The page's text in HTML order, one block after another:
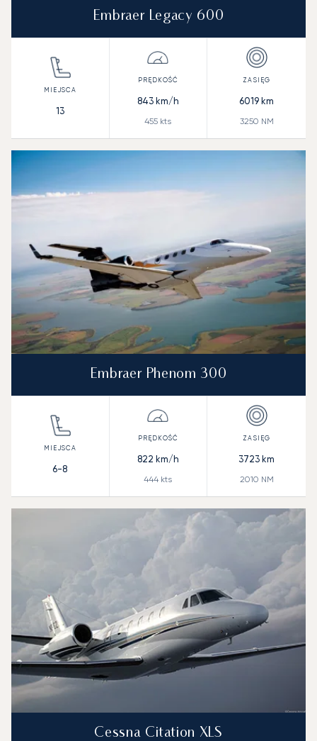
Embraer Legacy 600
13
843km/h
455 kts
6019 km
3250 NM
Embraer Phenom 300
6-8
822 km/h
444 kts
3723 km
2010 NM
Cessna Citation XLS